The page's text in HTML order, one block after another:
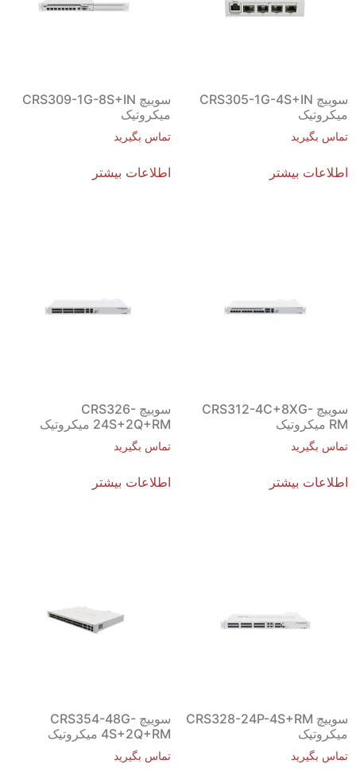
سوییچ CRS305-1G-4S+IN
میکروتیک
تماس بگیرید
اطلاعات بیشتر
سوییچ CRS309-1G-8S+IN
میکروتیک
تماس بگیرید
اطلاعات بیشتر
سوییچ CRS312-4C+8XG-
RM میکروتیک
تماس بگیرید
اطلاعات بیشتر
سوییچ CRS326-
24S+2Q+RM میکروتیک
تماس بگیرید
اطلاعات بیشتر
سوییچ CRS328-24P-4S+RM
میکروتیک
تماس بگیرید
سوییچ CRS354-48G-
4S+2Q+RM میکروتیک
تماس بگیرید